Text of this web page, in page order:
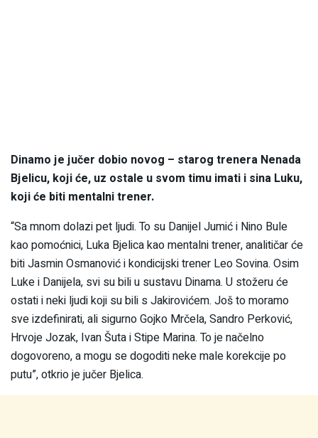
Dinamo je jučer dobio novog – starog trenera Nenada
Bjelicu, koji će, uz ostale u svom timu imati i sina Luku,
koji će biti mentalni trener.
“Sa mnom dolazi pet ljudi. To su Danijel Jumić i Nino Bule
kao pomoćnici, Luka Bjelica kao mentalni trener, analitičar će
biti Jasmin Osmanović i kondicijski trener Leo Sovina. Osim
Luke i Danijela, svi su bili u sustavu Dinama. U stožeru će
ostati i neki ljudi koji su bili s Jakirovićem. Još to moramo
sve izdefinirati, ali sigurno Gojko Mrčela, Sandro Perković,
Hrvoje Jozak, Ivan Šuta i Stipe Marina. To je načelno
dogovoreno, a mogu se dogoditi neke male korekcije po
putu”, otkrio je jučer Bjelica.